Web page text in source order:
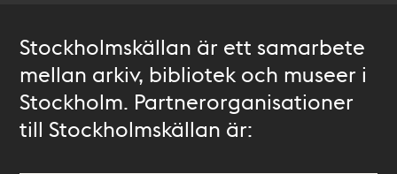
Stockholmskällan är ett samarbete
mellan arkiv, bibliotek och museer i
Stockholm. Partnerorganisationer
till Stockholmskällan är: